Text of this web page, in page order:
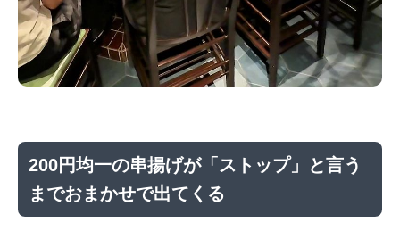
200円均一の串揚げが「ストップ」と言う
までおまかせで出てくる